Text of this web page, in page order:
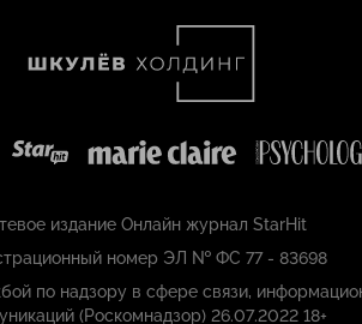
издание Онлайн журнал StarHit
номер ЭЛ № ФС 77 - 83698
по надзору в сфере связи,
(Роскомнадзор) 26.07.2022 18+